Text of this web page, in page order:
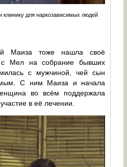
клинику для наркозависимых людей
Маиза тоже нашла своё
Мел на собрание бывших
с мужчиной, чей сын
С ним Маиза и начала
во всём поддержала
в её лечении.